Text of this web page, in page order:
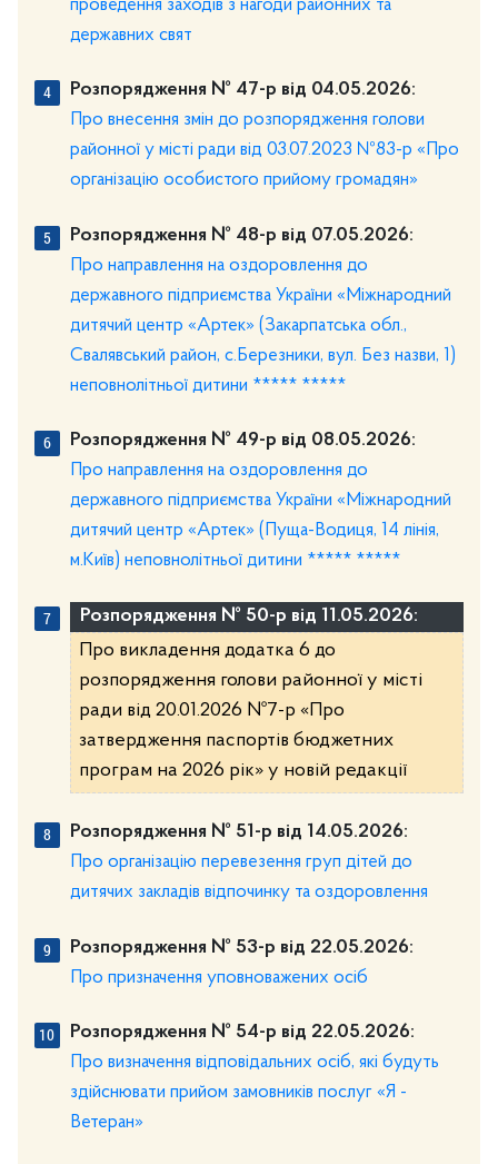
проведення заходів з нагоди районних та
державних свят
Розпорядження № 47-р від 04.05.2026:
Про внесення змін до розпорядження голови
районної у місті ради від 03.07.2023 №83-р «Про
організацію особистого прийому громадян»
Розпорядження № 48-р від 07.05.2026:
Про направлення на оздоровлення до
державного підприємства України «Міжнародний
дитячий центр «Артек» (Закарпатська обл.,
Свалявський район, с.Березники, вул. Без назви, 1)
неповнолітньої дитини ***** *****
Розпорядження № 49-р від 08.05.2026:
Про направлення на оздоровлення до
державного підприємства України «Міжнародний
дитячий центр «Артек» (Пуща-Водиця, 14 лінія,
м.Київ) неповнолітньої дитини ***** *****
Розпорядження № 50-р від 11.05.2026:
Про викладення додатка 6 до
розпорядження голови районної у місті
ради від 20.01.2026 №7-р «Про
затвердження паспортів бюджетних
програм на 2026 рік» у новій редакції
Розпорядження № 51-р від 14.05.2026:
Про організацію перевезення груп дітей до
дитячих закладів відпочинку та оздоровлення
Розпорядження № 53-р від 22.05.2026:
Про призначення уповноважених осіб
Розпорядження № 54-р від 22.05.2026:
Про визначення відповідальних осіб, які будуть
здійснювати прийом замовників послуг «Я -
Ветеран»